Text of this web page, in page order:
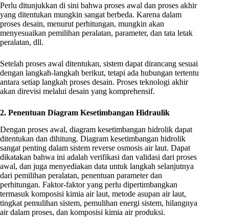
Perlu ditunjukkan di sini bahwa proses awal dan proses akhir
yang ditentukan mungkin sangat berbeda. Karena dalam
proses desain, menurut perhitungan, mungkin akan
menyesuaikan pemilihan peralatan, parameter, dan tata letak
peralatan, dll.
Setelah proses awal ditentukan, sistem dapat dirancang sesuai
dengan langkah-langkah berikut, tetapi ada hubungan tertentu
antara setiap langkah proses desain. Proses teknologi akhir
akan direvisi melalui desain yang komprehensif.
2. Penentuan Diagram Kesetimbangan Hidraulik
Dengan proses awal, diagram kesetimbangan hidrolik dapat
ditentukan dan dihitung. Diagram kesetimbangan hidrolik
sangat penting dalam sistem reverse osmosis air laut. Dapat
dikatakan bahwa ini adalah verifikasi dan validasi dari proses
awal, dan juga menyediakan data untuk langkah selanjutnya
dari pemilihan peralatan, penentuan parameter dan
perhitungan. Faktor-faktor yang perlu dipertimbangkan
termasuk komposisi kimia air laut, metode asupan air laut,
tingkat pemulihan sistem, pemulihan energi sistem, hilangnya
air dalam proses, dan komposisi kimia air produksi.